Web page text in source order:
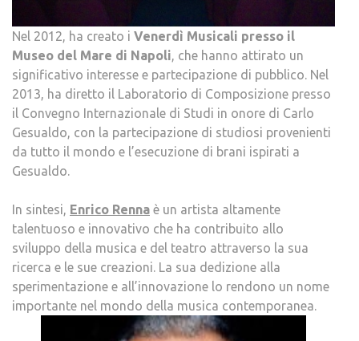
Nel 2012, ha creato i Venerdì Musicali presso il
Museo del Mare di Napoli, che hanno attirato un
significativo interesse e partecipazione di pubblico. Nel
2013, ha diretto il Laboratorio di Composizione presso
il Convegno Internazionale di Studi in onore di Carlo
Gesualdo, con la partecipazione di studiosi provenienti
da tutto il mondo e l’esecuzione di brani ispirati a
Gesualdo.
In sintesi, Enrico Renna è un artista altamente
talentuoso e innovativo che ha contribuito allo
sviluppo della musica e del teatro attraverso la sua
ricerca e le sue creazioni. La sua dedizione alla
sperimentazione e all’innovazione lo rendono un nome
importante nel mondo della musica contemporanea.